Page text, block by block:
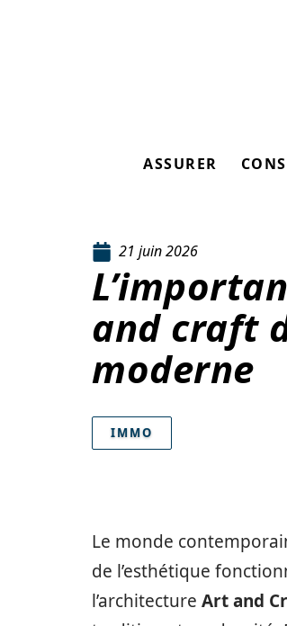
ASSURER
21 juin 2026
and craft
moderne
IMMO
Le monde
de l’esthétique
l’architecture Art and